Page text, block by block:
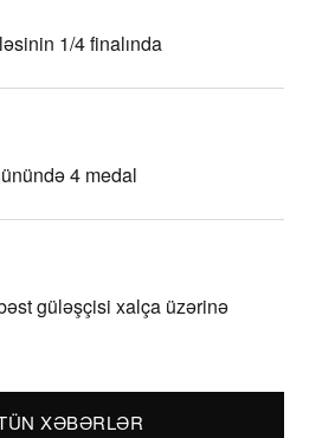
1/4 finalında
4 medal
güləşçisi xalça üzərinə
XƏBƏRLƏR